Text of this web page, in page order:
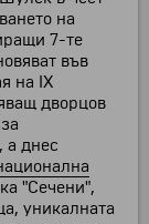
на
7-те
във
на IX
дворцов
а днес
"Сечени",
уникалната